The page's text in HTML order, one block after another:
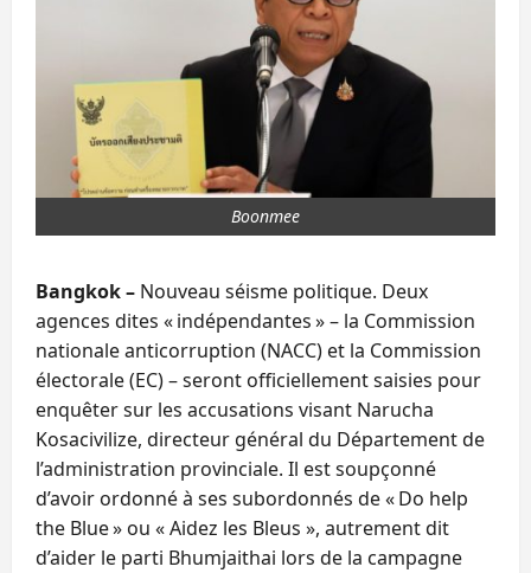
Boonmee
Bangkok – Nouveau séisme politique. Deux
agences dites « indépendantes » – la Commission
nationale anticorruption (NACC) et la Commission
électorale (EC) – seront officiellement saisies pour
enquêter sur les accusations visant Narucha
Kosacivilize, directeur général du Département de
l’administration provinciale. Il est soupçonné
d’avoir ordonné à ses subordonnés de « Do help
the Blue » ou « Aidez les Bleus », autrement dit
d’aider le parti Bhumjaithai lors de la campagne